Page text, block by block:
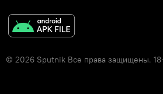
© 2026 Sputnik Все права защищены.